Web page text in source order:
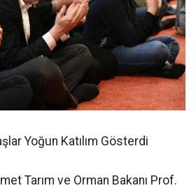
Yoğun Katılım Gösterdi
Tarım ve Orman Bakanı Prof.